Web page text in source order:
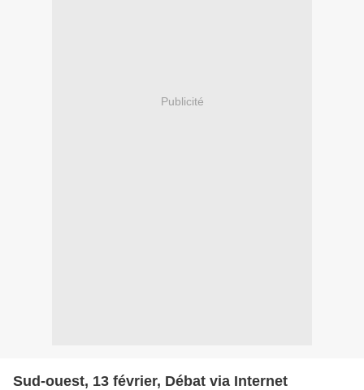
Publicité
Sud-ouest, 13 février, Débat via Internet